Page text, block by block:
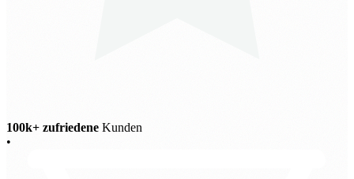
100k+ zufriedene Kunden
•